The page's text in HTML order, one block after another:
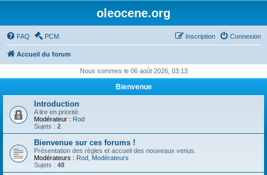
oleocene.org
FAQ PCM Connexion
Inscription
Accueil du forum
Nous sommes le 06 août 2026, 03:13
Bienvenue
Introduction
A lire en priorité.
Modérateur : Rod
Sujets : 2
Bienvenue sur ces forums !
Présentation des règles et accueil des nouveaux venus.
Modérateurs : Rod Modérateurs
Sujets : 48